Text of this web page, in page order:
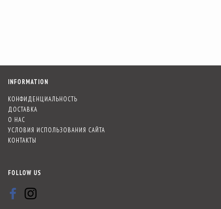
INFORMATION
КОНФИДЕНЦИАЛЬНОСТЬ
ДОСТАВКА
О НАС
УСЛОВИЯ ИСПОЛЬЗОВАНИЯ САЙТА
КОНТАКТЫ
FOLLOW US